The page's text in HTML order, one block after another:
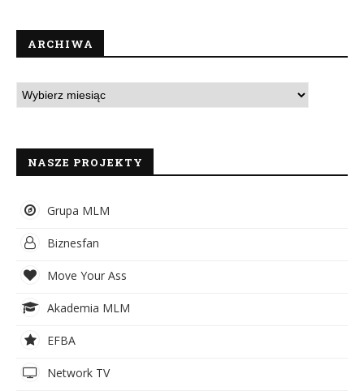
ARCHIWA
NASZE PROJEKTY
Grupa MLM
Biznesfan
Move Your Ass
Akademia MLM
EFBA
Network TV